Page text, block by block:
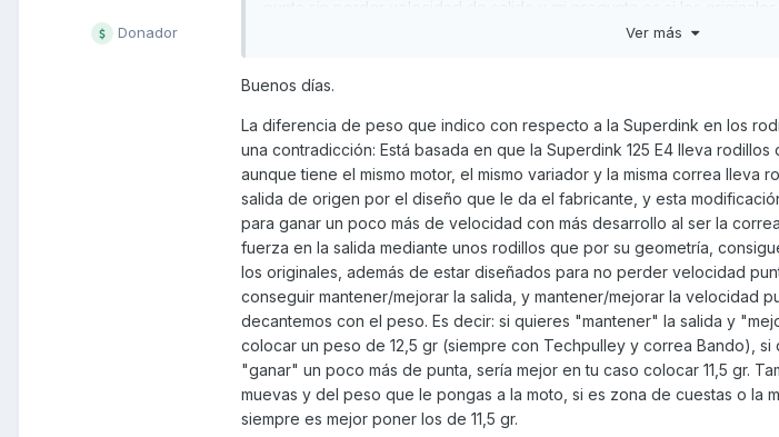
Donador
aunq cambie la correa iré más larga de desarrollo pero perderá
pero al ponerle más peso me generó esa duda pido disculpas por el
Un saludo a todos y gracias de antemano
Ver más
Buenos días.
La diferencia de peso que indico con respecto a la Superdink en los
una contradicción: Está basada en que la Superdink 125 E4 lleva rodillos
aunque tiene el mismo motor, el mismo variador y la misma correa lleva
salida de origen por el diseño que le da el fabricante, y esta
para ganar un poco más de velocidad con más desarrollo al ser la
fuerza en la salida mediante unos rodillos que por su geometría,
los originales, además de estar diseñados para no perder velocidad
conseguir mantener/mejorar la salida, y mantener/mejorar la velocidad
decantemos con el peso. Es decir: si quieres "mantener" la salida y
colocar un peso de 12,5 gr (siempre con Techpulley y correa Bando),
"ganar" un poco más de punta, sería mejor en tu caso colocar 11,5 gr.
muevas y del peso que le pongas a la moto, si es zona de cuestas o la
siempre es mejor poner los de 11,5 gr.